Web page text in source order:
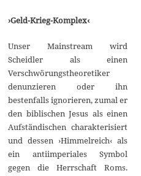
›Geld-Krieg-Komplex‹
Unser Mainstream wird
Scheidler als einen
Verschwörungstheoretiker
denunzieren oder ihn
bestenfalls ignorieren, zumal er
den biblischen Jesus als einen
Aufständischen charakterisiert
und dessen ›Himmelreich‹ als
ein antiimperiales Symbol
gegen die Herrschaft Roms.